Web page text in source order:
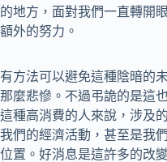
的地方，面對我們一直轉開
額外的努力。
有方法可以避免這種陰暗的
那麼悲慘。不過弔詭的是這
這種高消費的人來說，涉及
我們的經濟活動，甚至是我
位置。好消息是這許多的改